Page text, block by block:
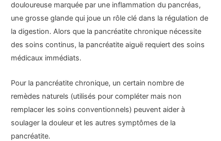
douloureuse marquée par une inflammation du pancréas,
une grosse glande qui joue un rôle clé dans la régulation de
la digestion. Alors que la pancréatite chronique nécessite
des soins continus, la pancréatite aiguë requiert des soins
médicaux immédiats.
Pour la pancréatite chronique, un certain nombre de
remèdes naturels (utilisés pour compléter mais non
remplacer les soins conventionnels) peuvent aider à
soulager la douleur et les autres symptômes de la
pancréatite.